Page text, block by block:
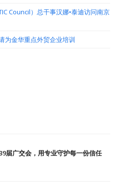
Council）总干事汉娜•泰迪访问南京
为金华重点外贸企业培训
届广交会，用专业守护每一份信任